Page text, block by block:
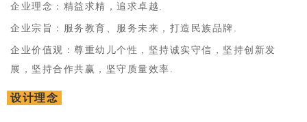
企业理念：精益求精，追求卓越.
企业宗旨：服务教育、服务未来，打造民族品牌.
企业价值观：尊重幼儿个性，坚持诚实守信，坚持创新发
展，坚持合作共赢，坚守质量效率.
设计理念